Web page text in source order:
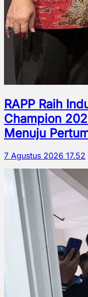
RAPP Raih
Champion
Menuju
7 Agustus 2026 17.52